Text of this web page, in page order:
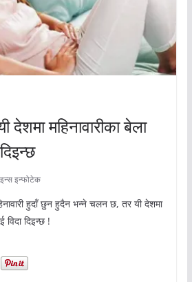
महिनावारीका बेला
इन्फोटेक
हुदाँ छुन हुदैन भन्ने चलन छ, तर यी देशमा
विदा दिइन्छ !